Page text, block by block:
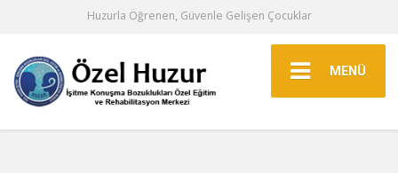
Huzurla Öğrenen, Güvenle Gelişen Çocuklar
MENÜ